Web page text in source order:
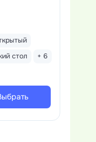
стол
+ 6